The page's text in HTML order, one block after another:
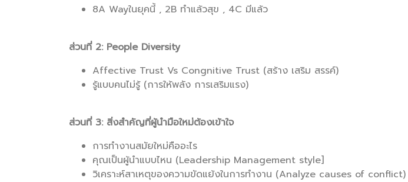
8A Wayในยุคนี้ , 2B ทำแล้วสุข , 4C มีแล้ว
ส่วนที่ 2: People Diversity
Affective Trust Vs Congnitive Trust (สร้าง เสริม สรรค์)
รู้แบบคนไม่รู้ (การให้พลัง การเสริมแรง)
ส่วนที่ 3: สิ่งสำคัญที่ผู้นำมือใหม่ต้องเข้าใจ
การทำงานสมัยใหม่คืออะไร
คุณเป็นผู้นำแบบไหน (Leadership Management style]
วิเคราะห์สาเหตุของความขัดแย้งในการทำงาน (Analyze causes of conflict)